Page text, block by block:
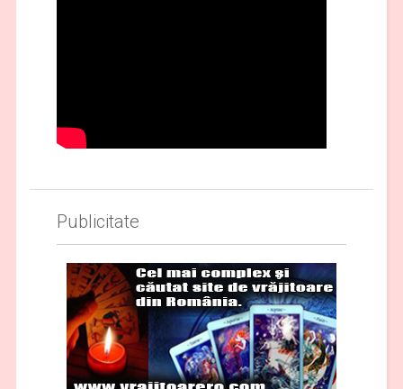
Publicitate